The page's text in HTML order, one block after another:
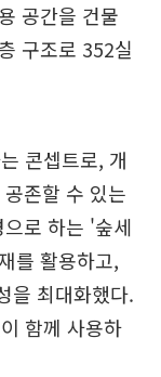
공간을 건물
구조로 352실
콘셉트로, 개
존할 수 있는
로 하는 '숲세
를 활용하고,
을 최대화했다.
함께 사용하